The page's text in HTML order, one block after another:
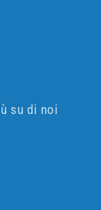
su di noi